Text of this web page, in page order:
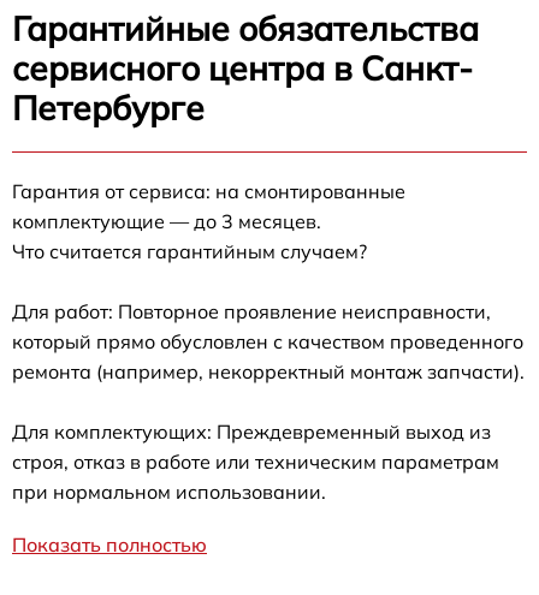
Гарантийные обязательства
сервисного центра в Санкт-
Петербурге
Гарантия от сервиса: на смонтированные
комплектующие — до 3 месяцев.
Что считается гарантийным случаем?
Для работ: Повторное проявление неисправности,
который прямо обусловлен с качеством проведенного
ремонта (например, некорректный монтаж запчасти).
Для комплектующих: Преждевременный выход из
строя, отказ в работе или техническим параметрам
при нормальном использовании.
Показать полностью